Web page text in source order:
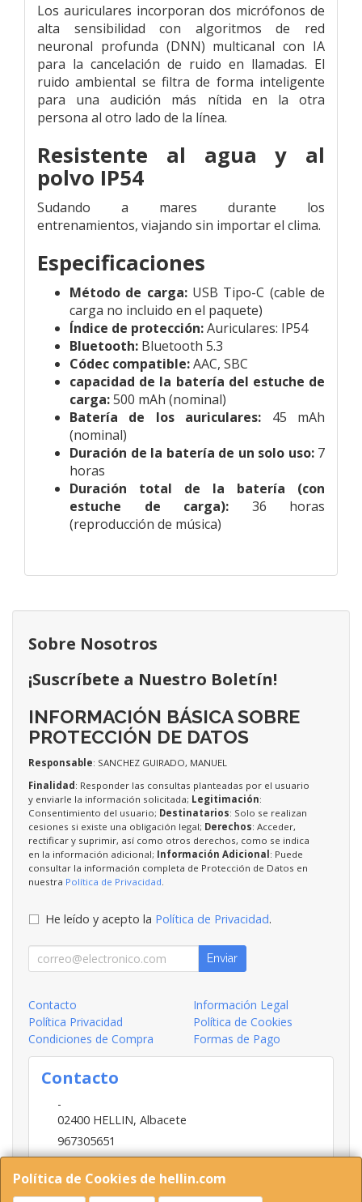
Los auriculares incorporan dos micrófonos de
alta sensibilidad con algoritmos de red
neuronal profunda (DNN) multicanal con IA
para la cancelación de ruido en llamadas. El
ruido ambiental se filtra de forma inteligente
para una audición más nítida en la otra
persona al otro lado de la línea.
Resistente al agua y al
polvo IP54
Sudando a mares durante los
entrenamientos, viajando sin importar el clima.
Especificaciones
Método de carga: USB Tipo-C (cable de
carga no incluido en el paquete)
Índice de protección:Auriculares: IP54
Bluetooth: Bluetooth 5.3
Códec compatible:AAC, SBC
capacidad de la batería del estuche de
carga:500 mAh (nominal)
Batería de los auriculares:
45 mAh
(nominal)
Duración de la batería de un solo uso: 7
horas
Duración total de la batería (con
estuche de carga):
36 horas
(reproducción de música)
Política de Cookies de hellin.com
Sobre Nosotros
¡Suscríbete a Nuestro Boletín!
INFORMACIÓN BÁSICA SOBRE
PROTECCIÓN DE DATOS
Responsable: SANCHEZ GUIRADO, MANUEL
Finalidad: Responder las consultas planteadas por el usuario
y enviarle la información solicitada; Legitimación:
Consentimiento del usuario; Destinatarios: Solo se realizan
cesiones si existe una obligación legal; Derechos: Acceder,
rectificar y suprimir, así como otros derechos, como se indica
en la información adicional; Información Adicional: Puede
consultar la información completa de Protección de Datos en
nuestra Política de Privacidad
He leído y acepto la Política de Privacidad.
Enviar
Contacto
Información Legal
Política Privacidad
Política de Cookies
Condiciones de Compra
Formas de Pago
Contacto
-
02400 HELLIN, Albacete
967305651
INFO@HELLIN.COM